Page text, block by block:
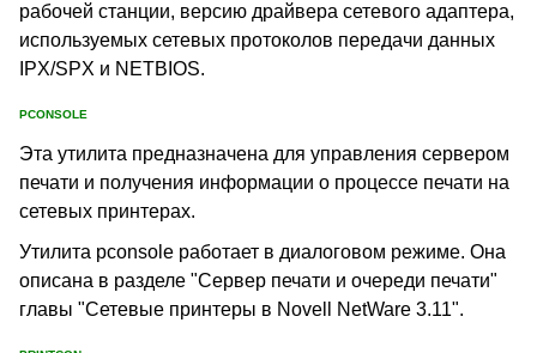
рабочей станции, версию драйвера сетевого адаптера,
используемых сетевых протоколов передачи данных
IPX/SPX и NETBIOS.
PCONSOLE
Эта утилита предназначена для управления сервером
печати и получения информации о процессе печати на
сетевых принтерах.
Утилита pconsole работает в диалоговом режиме. Она
описана в разделе "Сервер печати и очереди печати"
главы "Сетевые принтеры в Novell NetWare 3.11".